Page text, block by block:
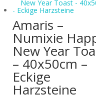
Amaris –
Numixie
New Year
– 40x50cm –
Eckige
Harzsteine